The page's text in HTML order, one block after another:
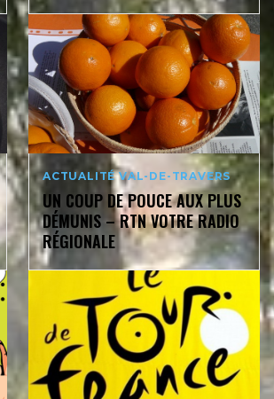
ACTUALITÉ VAL-DE-TRAVERS
UN COUP DE POUCE AUX PLUS
DÉMUNIS – RTN VOTRE RADIO
RÉGIONALE